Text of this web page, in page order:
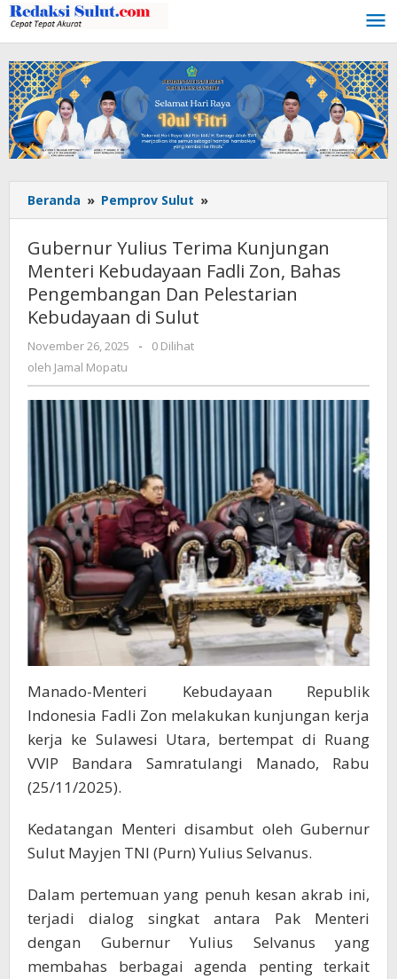
Lewati
ke
konten
Beranda » Pemprov Sulut »
Yulius
Kunjungan
Menteri
Kebudayaan
Dan
Pelestarian
Kebudayaan
Sulut
Gubernur Yulius Terima Kunjungan
Menteri Kebudayaan Fadli Zon, Bahas
Pengembangan Dan Pelestarian
Kebudayaan di Sulut
November 26, 2025
oleh
-
0 Dilihat
oleh Jamal Mopatu
Manado-Menteri Kebudayaan Republik
Indonesia Fadli Zon melakukan kunjungan kerja
kerja ke Sulawesi Utara, bertempat di Ruang
VVIP Bandara Samratulangi Manado, Rabu
(25/11/2025).
Kedatangan Menteri disambut oleh Gubernur
Sulut Mayjen TNI (Purn) Yulius Selvanus.
Dalam pertemuan yang penuh kesan akrab ini,
terjadi dialog singkat antara Pak Menteri
dengan Gubernur Yulius Selvanus yang
membahas berbagai agenda penting terkait